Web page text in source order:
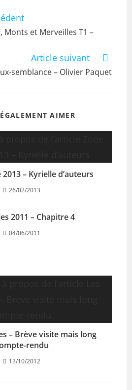
Monts et Merveilles T1 –
Article suivant
semblance – Olivier Paquet
AIMER
– Kyrielle d’auteurs
26/02/2013
2011 – Chapitre 4
04/06/2011
– Brève visite mais long
rendu
13/10/2012